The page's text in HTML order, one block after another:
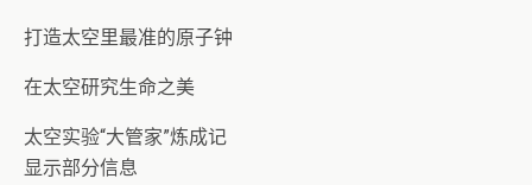
打造太空里最准的原子钟
在太空研究生命之美
太空实验“大管家”炼成记
显示部分信息